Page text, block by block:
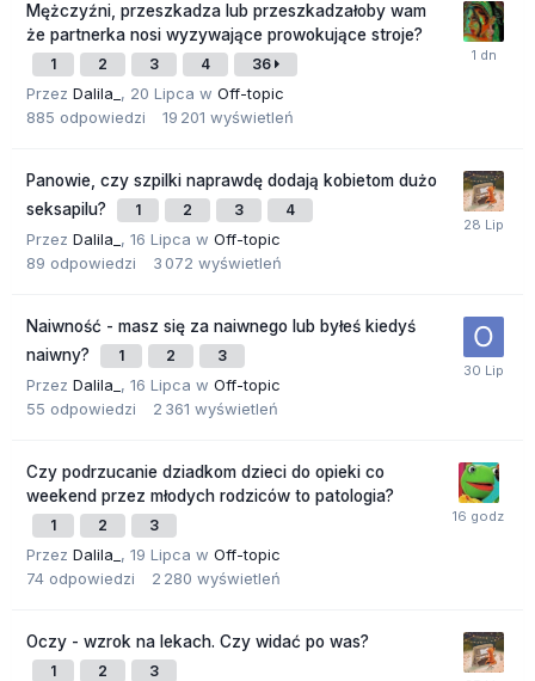
Mężczyźni, przeszkadza lub przeszkadzałoby wam
że partnerka nosi wyzywające prowokujące stroje?
1 2 3 4 36
Przez Dalila_ , 20 Lipca w Off-topic
885 odpowiedzi 19 201 wyświetleń
Panowie, czy szpilki naprawdę dodają kobietom dużo
seksapilu?
1 2 3 4
Przez Dalila_ , 16 Lipca w Off-topic
89 odpowiedzi 3 072 wyświetleń
Naiwność - masz się za naiwnego lub byłeś kiedyś
naiwny?
1 2 3
Przez Dalila_ , 16 Lipca w Off-topic
55 odpowiedzi 2 361 wyświetleń
Czy podrzucanie dziadkom dzieci do opieki co
weekend przez młodych rodziców to patologia?
1 2 3
Przez Dalila_ , 19 Lipca w Off-topic
74 odpowiedzi 2 280 wyświetleń
Oczy - wzrok na lekach. Czy widać po was?
1 2 3